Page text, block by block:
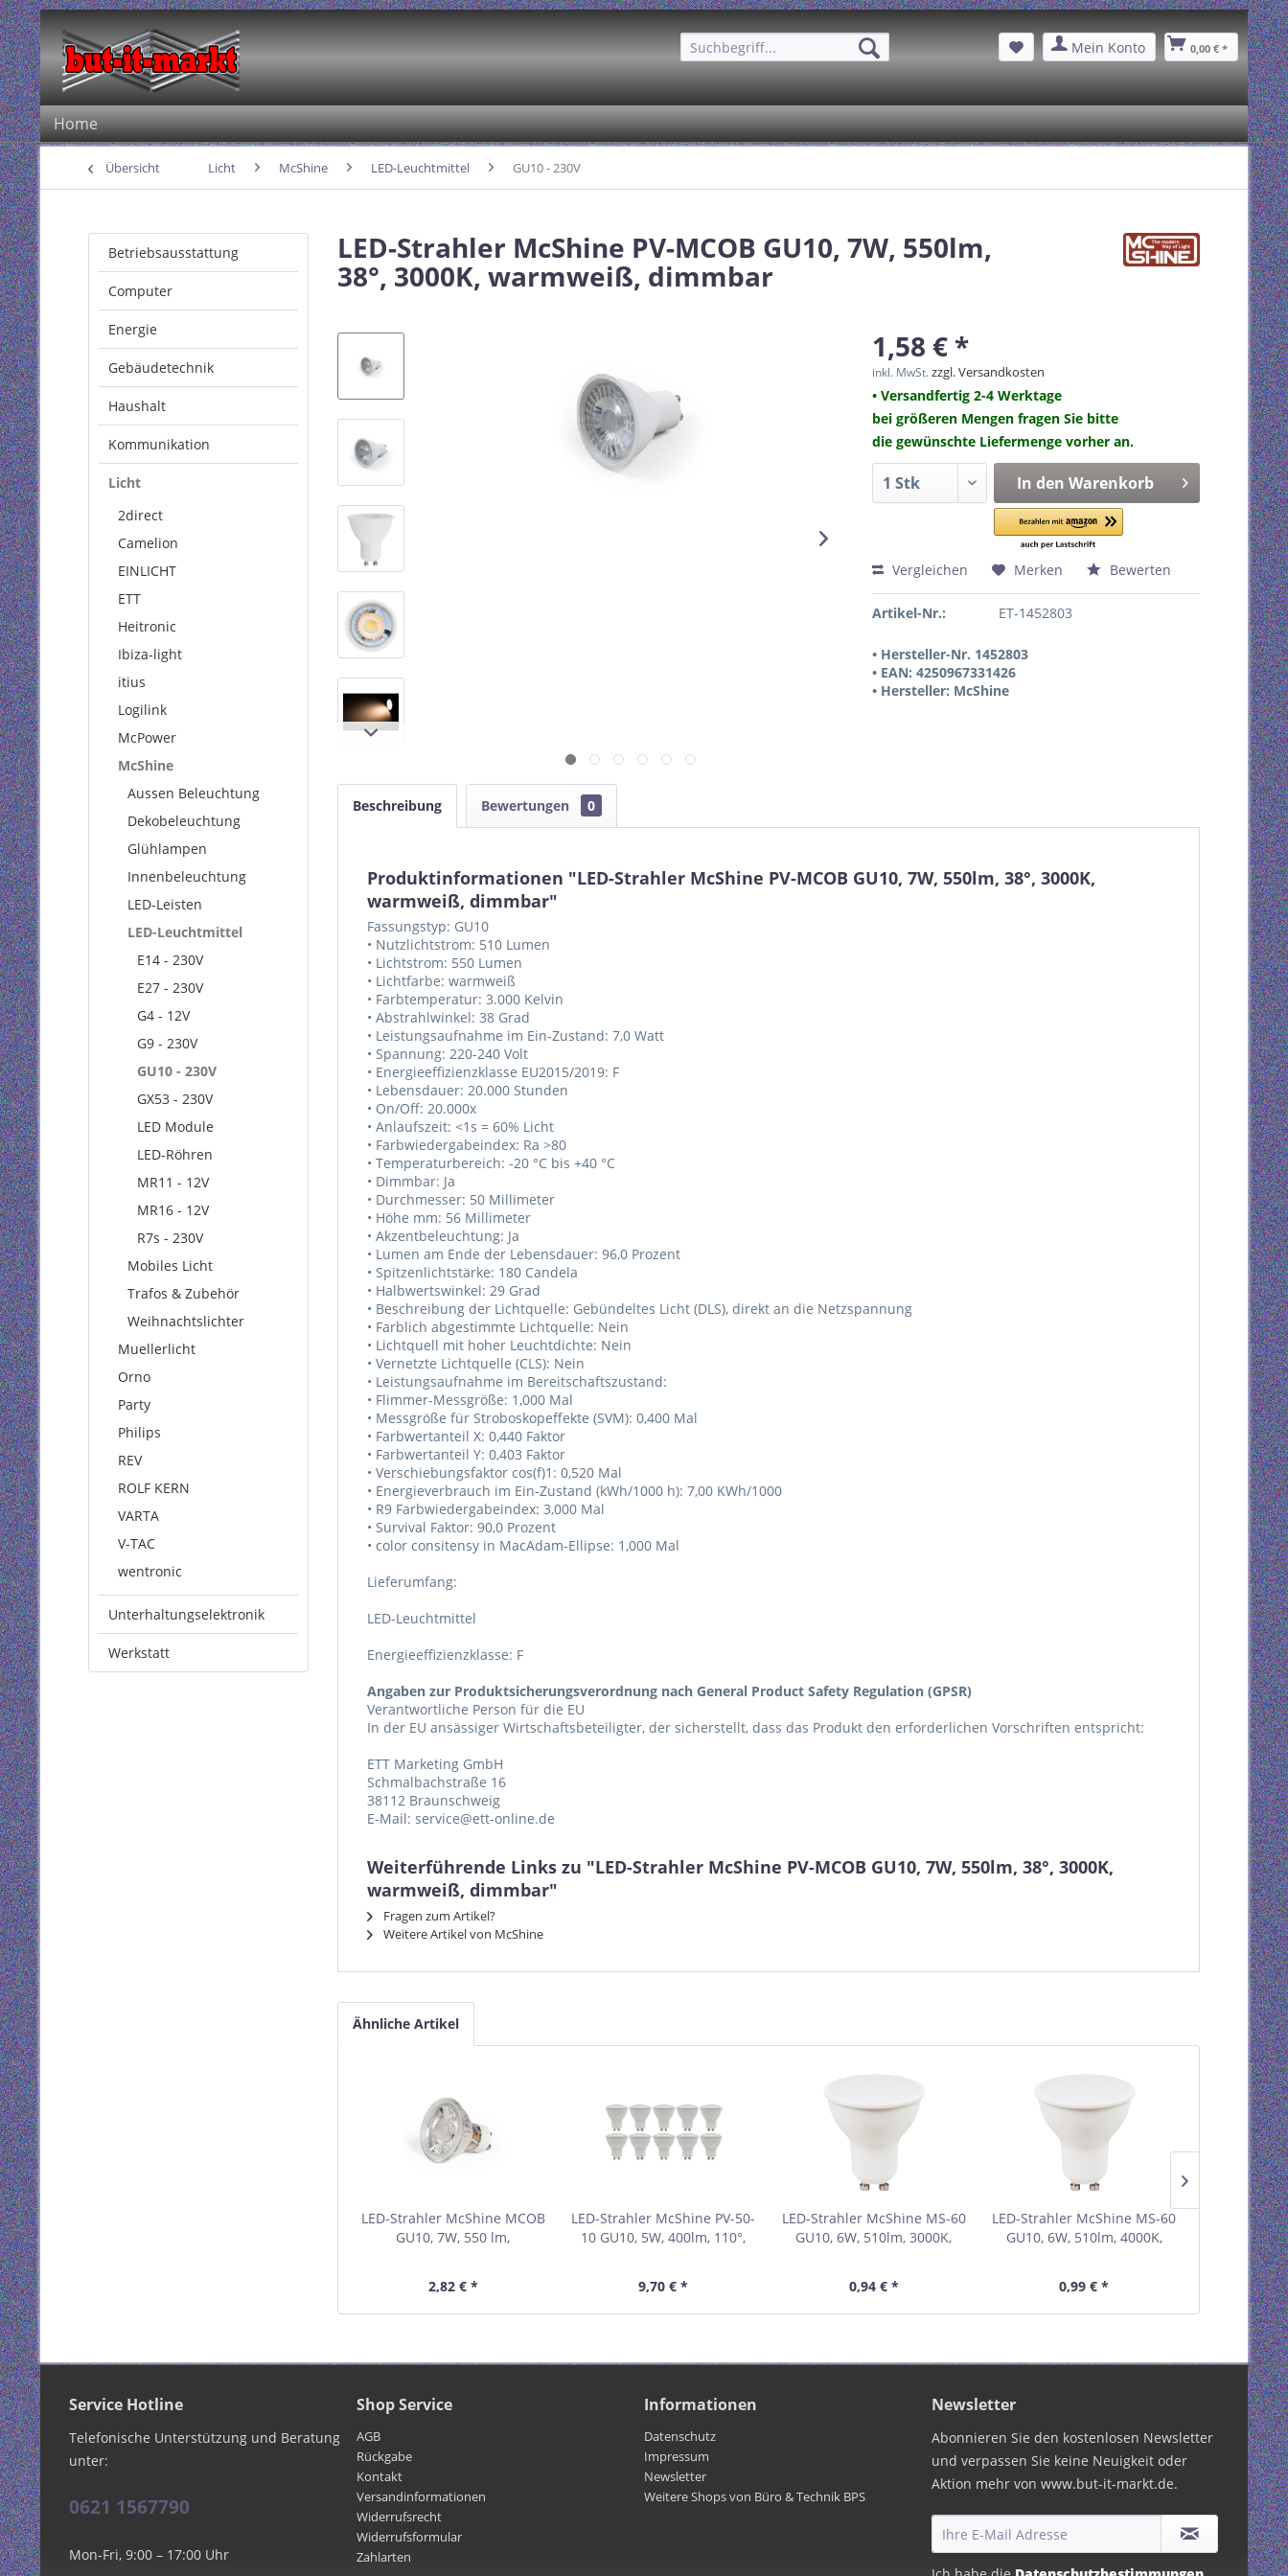
Mein Konto 0,00 € *
Home
Übersicht Licht McShine LED-Leuchtmittel GU10 - 230V
Betriebsausstattung
Computer
Energie
Gebäudetechnik
Haushalt
Kommunikation
Licht
2direct
Camelion
EINLICHT
ETT
Heitronic
Ibiza-light
itius
Logilink
McPower
McShine
Aussen Beleuchtung
Dekobeleuchtung
Glühlampen
Innenbeleuchtung
LED-Leisten
LED-Leuchtmittel
E14 - 230V
E27 - 230V
G4 - 12V
G9 - 230V
GU10 - 230V
GX53 - 230V
LED Module
LED-Röhren
MR11 - 12V
MR16 - 12V
R7s - 230V
Mobiles Licht
Trafos & Zubehör
Weihnachtslichter
Muellerlicht
Orno
Party
Philips
REV
ROLF KERN
VARTA
V-TAC
wentronic
Unterhaltungselektronik
Werkstatt
LED-Strahler McShine PV-MCOB GU10, 7W, 550lm,
38°, 3000K, warmweiß, dimmbar
1,58 € *
inkl. MwSt.zzgl. Versandkosten
• Versandfertig 2-4 Werktage
bei größeren Mengen fragen Sie bitte
die gewünschte Liefermenge vorher an.
In den Warenkorb
Vergleichen Merken Bewerten
Artikel-Nr.: ET-1452803
• Hersteller-Nr. 1452803
• EAN: 4250967331426
• Hersteller: McShine
Beschreibung Bewertungen 0
Produktinformationen "LED-Strahler McShine PV-MCOB GU10, 7W, 550lm, 38°, 3000K,
warmweiß, dimmbar"
Fassungstyp: GU10
• Nutzlichtstrom: 510 Lumen
• Lichtstrom: 550 Lumen
• Lichtfarbe: warmweiß
• Farbtemperatur: 3.000 Kelvin
• Abstrahlwinkel: 38 Grad
• Leistungsaufnahme im Ein-Zustand: 7,0 Watt
• Spannung: 220-240 Volt
• Energieeffizienzklasse EU2015/2019: F
• Lebensdauer: 20.000 Stunden
• On/Off: 20.000x
• Anlaufszeit: <1s = 60% Licht
• Farbwiedergabeindex: Ra >80
• Temperaturbereich: -20 °C bis +40 °C
• Dimmbar: Ja
• Durchmesser: 50 Millimeter
• Höhe mm: 56 Millimeter
• Akzentbeleuchtung: Ja
• Lumen am Ende der Lebensdauer: 96,0 Prozent
• Spitzenlichtstärke: 180 Candela
• Halbwertswinkel: 29 Grad
• Beschreibung der Lichtquelle: Gebündeltes Licht (DLS), direkt an die Netzspannung
• Farblich abgestimmte Lichtquelle: Nein
• Lichtquell mit hoher Leuchtdichte: Nein
• Vernetzte Lichtquelle (CLS): Nein
• Leistungsaufnahme im Bereitschaftszustand:
• Flimmer-Messgröße: 1,000 Mal
• Messgröße für Stroboskopeffekte (SVM): 0,400 Mal
• Farbwertanteil X: 0,440 Faktor
• Farbwertanteil Y: 0,403 Faktor
• Verschiebungsfaktor cos(f)1: 0,520 Mal
• Energieverbrauch im Ein-Zustand (kWh/1000 h): 7,00 KWh/1000
• R9 Farbwiedergabeindex: 3,000 Mal
• Survival Faktor: 90,0 Prozent
• color consitensy in MacAdam-Ellipse: 1,000 Mal
Lieferumfang:
LED-Leuchtmittel
Energieeffizienzklasse: F
Angaben zur Produktsicherungsverordnung nach General Product Safety Regulation (GPSR)
Verantwortliche Person für die EU
In der EU ansässiger Wirtschaftsbeteiligter, der sicherstellt, dass das Produkt den erforderlichen Vorschriften entspricht:
ETT Marketing GmbH
Schmalbachstraße 16
38112 Braunschweig
E-Mail: service@ett-online.de
Weiterführende Links zu "LED-Strahler McShine PV-MCOB GU10, 7W, 550lm, 38°, 3000K,
warmweiß, dimmbar"
Fragen zum Artikel?
Weitere Artikel von McShine
Ähnliche Artikel
LED-Strahler McShine MCOB
GU10, 7W, 550 lm,
2,82 € *
LED-Strahler McShine PV-50-
10 GU10, 5W, 400lm, 110°,
9,70 € *
LED-Strahler McShine MS-60
GU10, 6W, 510lm, 3000K,
0,94 € *
LED-Strahler McShine MS-60
GU10, 6W, 510lm, 4000K,
0,99 € *
LED-
60dimm
Service Hotline
Telefonische Unterstützung und Beratung
unter:
0621 1567790
Mon-Fri, 9:00 – 17:00 Uhr
Shop Service
AGB
Rückgabe
Kontakt
Versandinformationen
Widerrufsrecht
Widerrufsformular
Zahlarten
Informationen
Datenschutz
Impressum
Newsletter
Weitere Shops von Büro & Technik BPS
Newsletter
Abonnieren Sie den kostenlosen Newsletter
und verpassen Sie keine Neuigkeit oder
Aktion mehr von www.but-it-markt.de.